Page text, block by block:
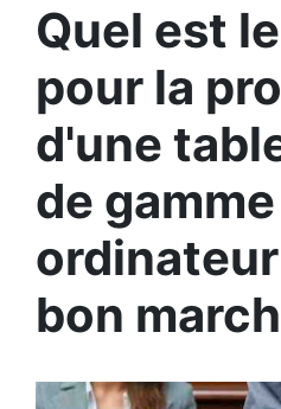
Quel est
pour la
d'une
de
bon